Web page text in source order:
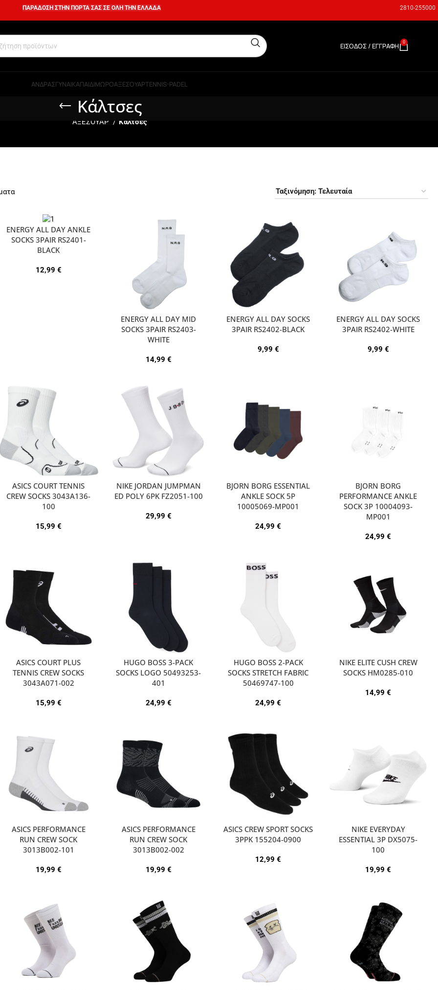
ΠΑΡΑΔΟΣΗ ΣΤΗΝ ΠΟΡΤΑ ΣΑΣ ΣΕ ΟΛΗ ΤΗΝ ΕΛΛΑΔΑ 2810-255000
ΕΊΣΟΔΟΣ / ΕΓΓΡΑΦΉ 0
ΑΝΔΡΑΣΓΥΝΑΙΚΑΠΑΙΔΙΜΩΡΟΑΞΕΣΟΥΑΡTENNIS-PADEL
Κάλτσες
ΑΞΕΣΟΥΑΡ Κάλτσες
ENERGY ALL DAY ANKLE
SOCKS 3PAIR RS2401-
BLACK
12,99 €
ENERGY ALL DAY MID
SOCKS 3PAIR RS2403-
WHITE
14,99 €
ENERGY ALL DAY SOCKS
3PAIR RS2402-BLACK
9,99 €
ENERGY ALL DAY SOCKS
3PAIR RS2402-WHITE
9,99 €
ASICS COURT TENNIS
CREW SOCKS 3043A136-
100
15,99 €
NIKE JORDAN JUMPMAN
ED POLY 6PK FZ2051-100
29,99 €
BJORN BORG ESSENTIAL
ANKLE SOCK 5P
10005069-MP001
24,99€
BJORN BORG
PERFORMANCE ANKLE
SOCK 3P 10004093-
MP001
24,99€
ASICS COURT PLUS
TENNIS CREW SOCKS
3043A071-002
15,99 €
HUGO BOSS 3-PACK
SOCKS LOGO 50493253-
401
24,99 €
HUGO BOSS 2-PACK
SOCKS STRETCH FABRIC
50469747-100
24,99€
NIKE ELITE CUSH CREW
SOCKS HM0285-010
14,99€
ASICS PERFORMANCE
RUN CREW SOCK
3013B002-101
19,99 €
ASICS PERFORMANCE
RUN CREW SOCK
3013B002-002
19,99 €
ASICS CREW SPORT SOCKS
3PPK 155204-0900
12,99€
NIKE EVERYDAY
ESSENTIAL 3P DX5075-
100
19,99€